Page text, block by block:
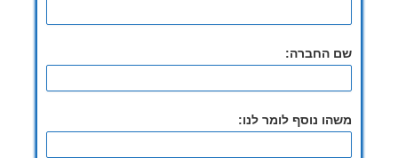
שם החברה:
משהו נוסף לומר לנו: